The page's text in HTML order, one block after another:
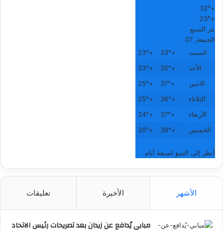
+
32°
+
23°
بئر السبع
الجمعة, 07
السبت
+
33°
+
23°
الأحد
+
35°
+
23°
الاثنين
+
37°
+
25°
الثلاثاء
+
36°
+
25°
الأربعاء
+
37°
+
24°
الخميس
+
38°
+
26°
أنظر إلى التنبؤ لسبعة أيام
الأشهر الأخيرة تعليقات
مبابي يُدافع عن زيدان بعد تصريحات رئيس الاتحاد